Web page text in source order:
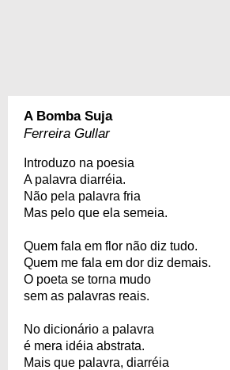
A Bomba Suja
Ferreira Gullar
Introduzo na poesia
A palavra diarréia.
Não pela palavra fria
Mas pelo que ela semeia.
Quem fala em flor não diz tudo.
Quem me fala em dor diz demais.
O poeta se torna mudo
sem as palavras reais.
No dicionário a palavra
é mera idéia abstrata.
Mais que palavra, diarréia